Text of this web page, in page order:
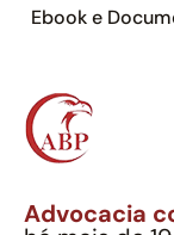
Ebook e
Advocacia